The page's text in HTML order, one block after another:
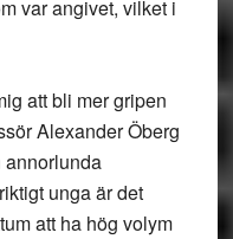
var angivet, vilket i
att bli mer gripen
Alexander Öberg
annorlunda
unga är det
att ha hög volym